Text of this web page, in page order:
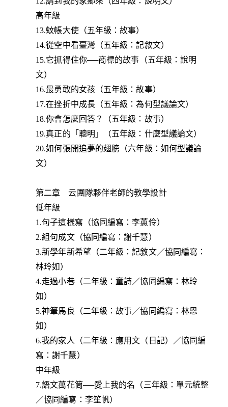
高年級
13.蚊帳大使（五年級：故事）
14.從空中看臺灣（五年級：記敘文）
15.它抓得住你──商標的故事（五年級：說明
文）
16.最勇敢的女孩（五年級：故事）
17.在挫折中成長（五年級：為何型議論文）
18.你會怎麼回答？（五年級：故事）
19.真正的「聰明」（五年級：什麼型議論文）
20.如何張開追夢的翅膀（六年級：如何型議論
文）
第二章 云團隊夥伴老師的教學設計
低年級
1.句子這樣寫（協同編寫：李蕙伶）
2.組句成文（協同編寫：謝千慧）
3.新學年新希望（二年級：記敘文／協同編寫：
林玲如）
4.走過小巷（二年級：童詩／協同編寫：林玲
如）
5.神筆馬良（二年級：故事／協同編寫：林恩
如）
6.我的家人（二年級：應用文（日記）／協同編
寫：謝千慧）
中年級
7.語文萬花筒──愛上我的名（三年級：單元統整
／協同編寫：李笙帆）